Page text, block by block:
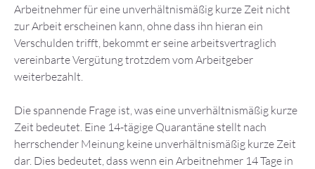
Arbeitnehmer für eine unverhältnismäßig kurze Zeit nicht
zur Arbeit erscheinen kann, ohne dass ihn hieran ein
Verschulden trifft, bekommt er seine arbeitsvertraglich
vereinbarte Vergütung trotzdem vom Arbeitgeber
weiterbezahlt.
Die spannende Frage ist, was eine unverhältnismäßig kurze
Zeit bedeutet. Eine 14-tägige Quarantäne stellt nach
herrschender Meinung keine unverhältnismäßig kurze Zeit
dar. Dies bedeutet, dass wenn ein Arbeitnehmer 14 Tage in